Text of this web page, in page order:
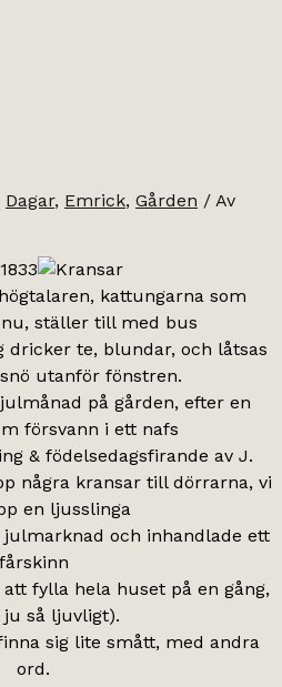
Dagar, Emrick, Gården / Av
kattungarna som
ställer till med bus
dricker te, blundar, och låtsas
utanför fönstren.
på gården, efter en
försvann i ett nafs
& födelsedagsfirande av J.
några kransar till dörrarna, vi
en ljusslinga
julmarknad och inhandlade ett
fårskinn
fylla hela huset på en gång,
så ljuvligt).
sig lite smått, med andra
ord.